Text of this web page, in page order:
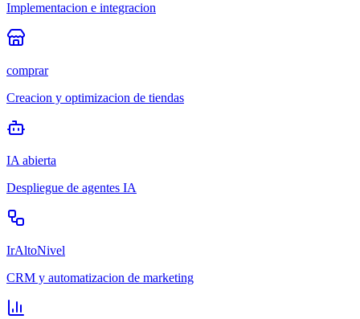
Implementacion e integracion
comprar
Creacion y optimizacion de tiendas
IA abierta
Despliegue de agentes IA
IrAltoNivel
CRM y automatizacion de marketing